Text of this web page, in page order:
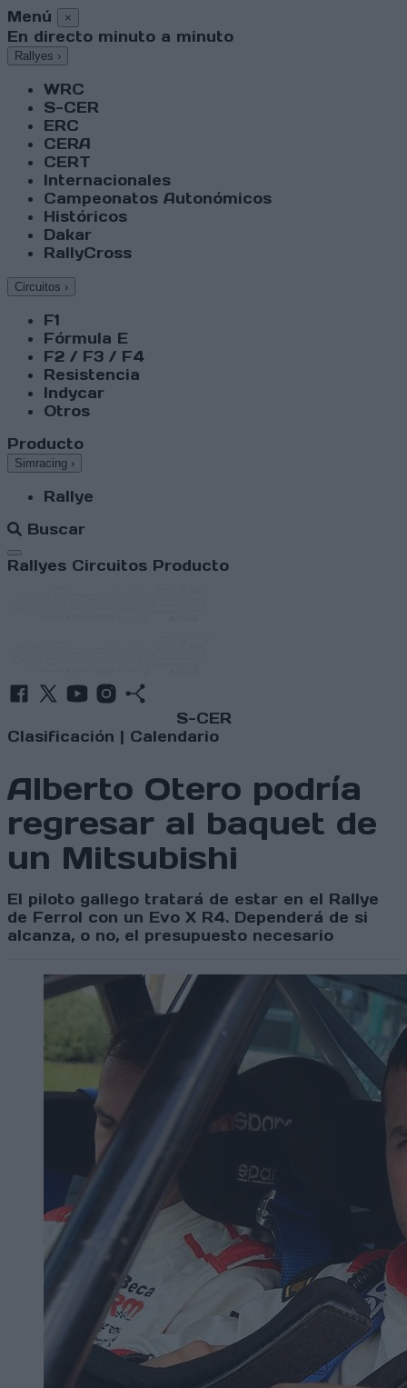
Menú ×
En directo minuto a minuto
Rallyes ›
WRC
S-CER
ERC
CERA
CERT
Internacionales
Campeonatos Autonómicos
Históricos
Dakar
RallyCross
Circuitos ›
F1
Fórmula E
F2 / F3 / F4
Resistencia
Indycar
Otros
Producto
Simracing ›
Rallye
Buscar
Abrir menú
Rallyes Circuitos Producto
S-CER
Clasificación | Calendario
Alberto Otero podría
regresar al baquet de
un Mitsubishi
El piloto gallego tratará de estar en el Rallye
de Ferrol con un Evo X R4. Dependerá de si
alcanza, o no, el presupuesto necesario